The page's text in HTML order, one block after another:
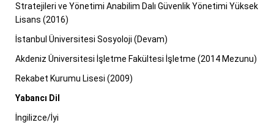
Stratejileri ve Yönetimi Anabilim Dalı Güvenlik Yönetimi Yüksek
Lisans (2016)
İstanbul Üniversitesi Sosyoloji (Devam)
Akdeniz Üniversitesi İşletme Fakültesi İşletme (2014 Mezunu)
Rekabet Kurumu Lisesi (2009)
Yabancı Dil
İngilizce/İyi